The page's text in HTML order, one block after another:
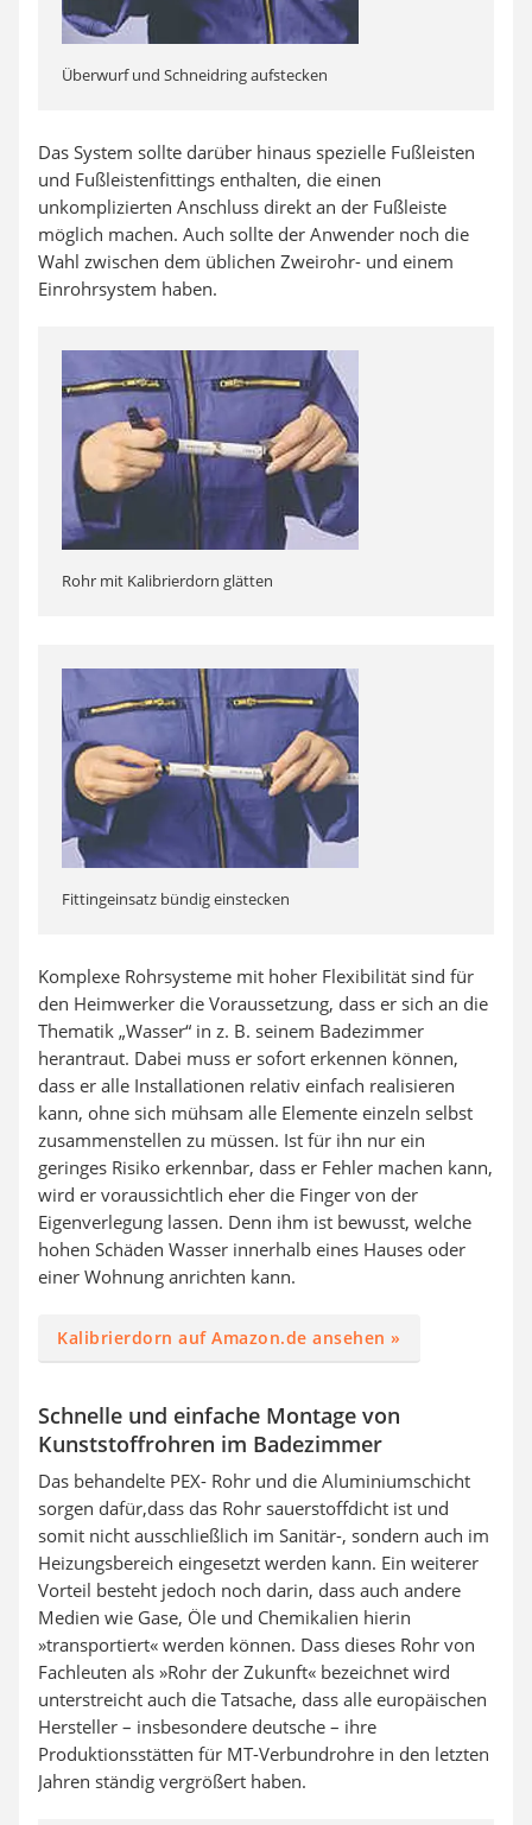
Überwurf und Schneidring aufstecken
Das System sollte darüber hinaus spezielle Fußleisten
und Fußleistenfittings enthalten, die einen
unkomplizierten Anschluss direkt an der Fußleiste
möglich machen. Auch sollte der Anwender noch die
Wahl zwischen dem üblichen Zweirohr- und einem
Einrohrsystem haben.
Rohr mit Kalibrierdorn glätten
Fittingeinsatz bündig einstecken
Komplexe Rohrsysteme mit hoher Flexibilität sind für
den Heimwerker die Voraussetzung, dass er sich an die
Thematik „Wasser“ in z. B. seinem Badezimmer
herantraut. Dabei muss er sofort erkennen können,
dass er alle Installationen relativ einfach realisieren
kann, ohne sich mühsam alle Elemente einzeln selbst
zusammenstellen zu müssen. Ist für ihn nur ein
geringes Risiko erkennbar, dass er Fehler machen kann,
wird er voraussichtlich eher die Finger von der
Eigenverlegung lassen. Denn ihm ist bewusst, welche
hohen Schäden Wasser innerhalb eines Hauses oder
einer Wohnung anrichten kann.
Kalibrierdorn auf Amazon.de ansehen »
Schnelle und einfache Montage von
Kunststoffrohren im Badezimmer
Das behandelte PEX- Rohr und die Aluminiumschicht
sorgen dafür,dass das Rohr sauerstoffdicht ist und
somit nicht ausschließlich im Sanitär-, sondern auch im
Heizungsbereich eingesetzt werden kann. Ein weiterer
Vorteil besteht jedoch noch darin, dass auch andere
Medien wie Gase, Öle und Chemikalien hierin
»transportiert« werden können. Dass dieses Rohr von
Fachleuten als »Rohr der Zukunft« bezeichnet wird
unterstreicht auch die Tatsache, dass alle europäischen
Hersteller – insbesondere deutsche – ihre
Produktionsstätten für MT-Verbundrohre in den letzten
Jahren ständig vergrößert haben.